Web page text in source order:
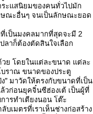
ระแสนิยมของคนทั่วไปมัก
ณะอื่นๆ จนเป็นลักษณะยอด
เป็นมงคลมากที่สุดจะมี 2
าก็ต้องตัดสินใจเลือก
ย โดยในแต่ละขนาด แต่ละ
ราณ ขนาดของประตู
” มาวัดให้ตรงกับขนาดที่เป็น
ก่อนยุคจิ๋นซีฮ่องเต้ เป็นผู้ที่
ารทำเตียงนอน โต๊ะ
เมตรที่เราเห็นช่างก่อสร้าง